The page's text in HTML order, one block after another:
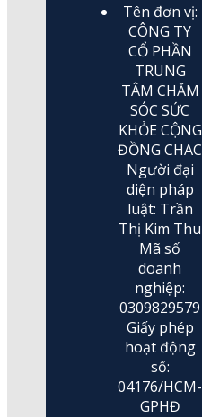
Tên đơn vị:
CÔNG TY
CỔ PHẦN
TRUNG
TÂM CHĂM
SÓC SỨC
KHỎE CỘNG
ĐỒNG CHAC
Người đại
diện pháp
luật: Trần
Thị Kim Thu
Mã số
doanh
nghiệp:
0309829579
Giấy phép
hoạt động
số:
04176/HCM-
GPHĐ